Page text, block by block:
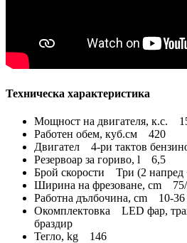
Техническа характеристика
Мощност на двигателя, к.с.
Работен обем, куб.см 420
Двигател 4-ри тактов
Резервоар за гориво, l 6,5
Брой скорости Три (2 напред
Ширина на фрезоване, cm 75/
Работна дълбочина, сm 10-36
Окомплектовка LED фар,
браздир
Тегло, kg 146